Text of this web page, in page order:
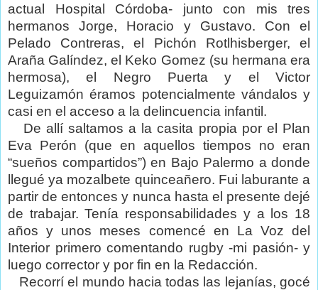
actual Hospital Córdoba- junto con mis tres
hermanos Jorge, Horacio y Gustavo. Con el
Pelado Contreras, el Pichón Rotlhisberger, el
Araña Galíndez, el Keko Gomez (su hermana era
hermosa), el Negro Puerta y el Victor
Leguizamón éramos potencialmente vándalos y
casi en el acceso a la delincuencia infantil.
De allí saltamos a la casita propia por el Plan
Eva Perón (que en aquellos tiempos no eran
“sueños compartidos”) en Bajo Palermo a donde
llegué ya mozalbete quinceañero. Fui laburante a
partir de entonces y nunca hasta el presente dejé
de trabajar. Tenía responsabilidades y a los 18
años y unos meses comencé en La Voz del
Interior primero comentando rugby -mi pasión- y
luego corrector y por fin en la Redacción.
Recorrí el mundo hacia todas las lejanías, gocé